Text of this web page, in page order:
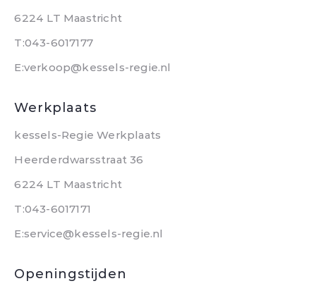
6224 LT Maastricht
T:043-6017177
E:verkoop@kessels-regie.nl
Werkplaats
kessels-Regie Werkplaats
Heerderdwarsstraat 36
6224 LT Maastricht
T:043-6017171
E:service@kessels-regie.nl
Openingstijden